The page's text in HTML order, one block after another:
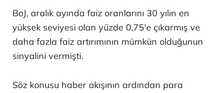
BoJ, aralık ayında faiz oranlarını 30 yılın en
yüksek seviyesi olan yüzde 0,75'e çıkarmış ve
daha fazla faiz artırımının mümkün olduğunun
sinyalini vermişti.
Söz konusu haber akışının ardından para